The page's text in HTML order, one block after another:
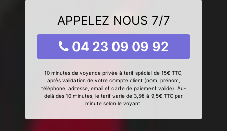
APPELEZ NOUS 7/7
04 23 09 09 92
10 minutes de voyance privée à tarif spécial de 15€ TTC,
après validation de votre compte client (nom, prénom,
téléphone, adresse, email et carte de paiement valide). Au-
delà des 10 minutes, le tarif varie de 3,5€ à 9,5€ TTC par
minute selon le voyant.